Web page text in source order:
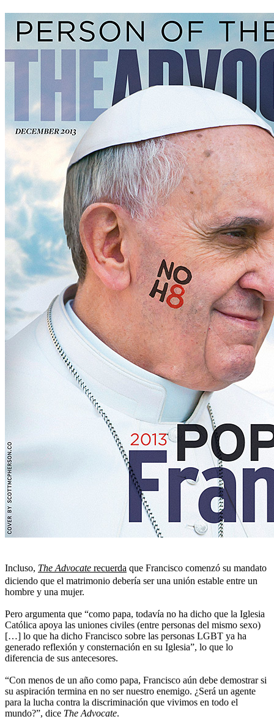
Incluso, The Advocate recuerda que Francisco comenzó su mandato
diciendo que el matrimonio debería ser una unión estable entre un
hombre y una mujer.
Pero argumenta que “como papa, todavía no ha dicho que la Iglesia
Católica apoya las uniones civiles (entre personas del mismo sexo)
[…] lo que ha dicho Francisco sobre las personas LGBT ya ha
generado reflexión y consternación en su Iglesia”, lo que lo
diferencia de sus antecesores.
“Con menos de un año como papa, Francisco aún debe demostrar si
su aspiración termina en no ser nuestro enemigo. ¿Será un agente
para la lucha contra la discriminación que vivimos en todo el
mundo?”, dice The Advocate.